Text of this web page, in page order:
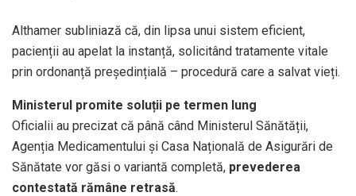
Althamer subliniază că, din lipsa unui sistem eficient,
pacienții au apelat la instanță, solicitând tratamente vitale
prin ordonanță președințială – procedură care a salvat vieți.
Ministerul promite soluții pe termen lung
Oficialii au precizat că până când Ministerul Sănătății,
Agenția Medicamentului și Casa Națională de Asigurări de
Sănătate vor găsi o variantă completă, prevederea
contestată rămâne retrasă.